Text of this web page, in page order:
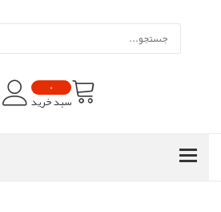
0
سبد خرید